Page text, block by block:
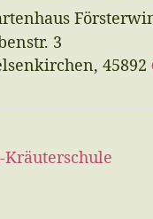
3
, 45892